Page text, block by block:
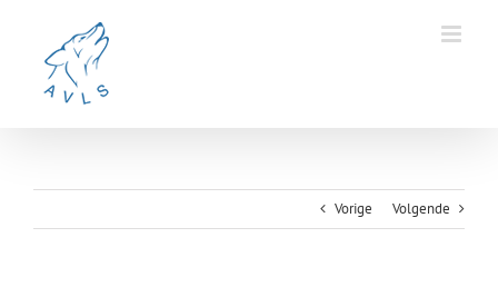
Vorige Volgende